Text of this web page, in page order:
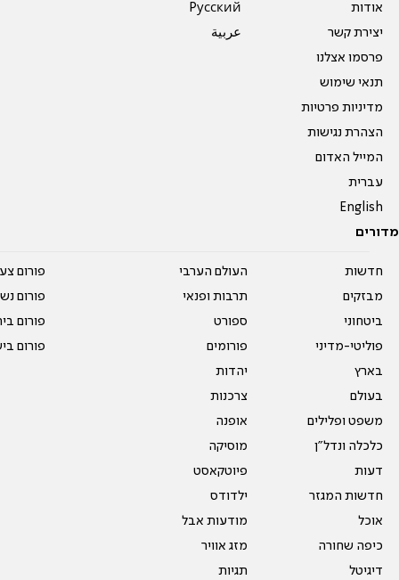
אודות
יצירת קשר
פרסמו אצלנו
תנאי שימוש
מדיניות פרטיות
הצהרת נגישות
המייל האדום
עברית
English
Pусский
عربية
מדורים
חדשות
מבזקים
ביטחוני
פוליטי-מדיני
בארץ
בעולם
משפט ופלילים
כלכלה ונדל"ן
דעות
חדשות המגזר
אוכל
כיפה שחורה
דיגיטל
העולם הערבי
תרבות ופנאי
ספורט
פורומים
יהדות
צרכנות
אופנה
מוסיקה
פיוטקאסט
ילדודס
מודעות אבל
מזג אוויר
תגיות
פורום
פורום
פורום
פורום